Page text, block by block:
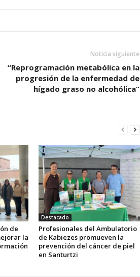
Noticia siguiente
“Reprogramación metabólica en la
progresión de la enfermedad de
hígado graso no alcohólica”
de
la
Destacado
Profesionales del Ambulatorio
de Kabiezes promueven la
prevención del cáncer de piel
en Santurtzi